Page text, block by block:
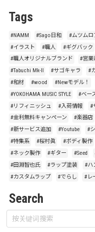
Tags
#NAMM #Sago日和 #ムツムロ
#イラスト
#職人 #ギグバック
#職人オリジナルブランド
#営業
#Tabuchi Mk-Ⅱ
#サゴキャラ #
#和材
#wood #Newモデル！
#YOKOHAMA MUSIC STYLE
#ベー
#リフィニッシュ
#入荷情報 #
#金利無料キャンペーン
#楽器店
#新サービス追加
#Youtube #
#特集系
#桜村眞 #ボディ製作
#ネック製作
#ギター #Seed
#田淵智也氏
#ラップ塗装 #ハ
#カスタムラップ
#でらし #レ
Search